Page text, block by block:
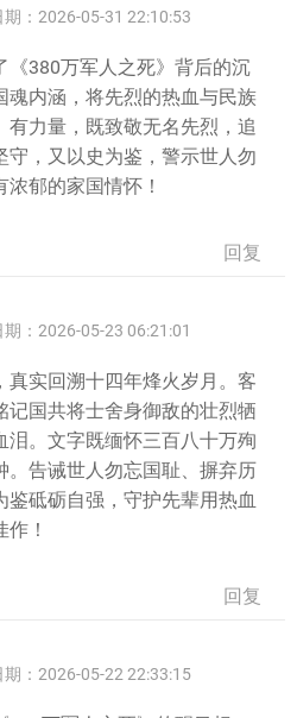
：2026-05-31 22:10:53
《380万军人之死》背后的沉
魂内涵，将先烈的热血与民族
力量，既致敬无名先烈，追
守，又以史为鉴，警示世人勿
郁的家国情怀！
回复
：2026-05-23 06:21:01
真实回溯十四年烽火岁月。客
记国共将士舍身御敌的壮烈牺
泪。文字既缅怀三百八十万殉
。告诫世人勿忘国耻、摒弃历
鉴砥砺自强，守护先辈用热血
！
回复
：2026-05-22 22:33:15